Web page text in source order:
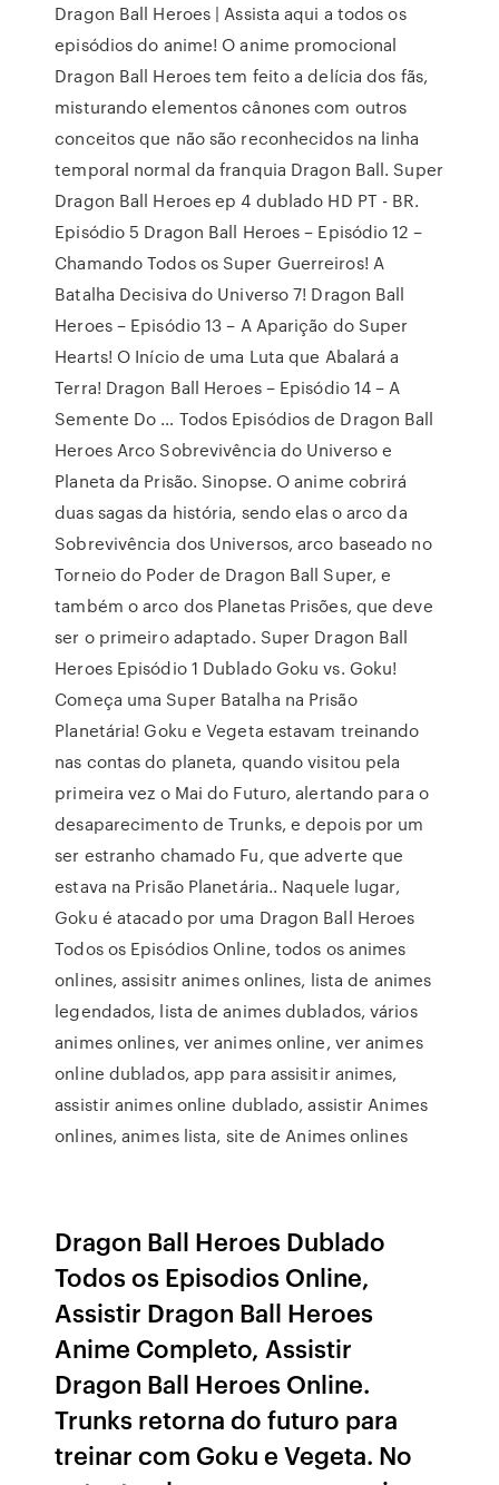
Dragon Ball Heroes | Assista aqui a todos os
episódios do anime! O anime promocional
Dragon Ball Heroes tem feito a delícia dos fãs,
misturando elementos cânones com outros
conceitos que não são reconhecidos na linha
temporal normal da franquia Dragon Ball. Super
Dragon Ball Heroes ep 4 dublado HD PT - BR.
Episódio 5 Dragon Ball Heroes – Episódio 12 –
Chamando Todos os Super Guerreiros! A
Batalha Decisiva do Universo 7! Dragon Ball
Heroes – Episódio 13 – A Aparição do Super
Hearts! O Início de uma Luta que Abalará a
Terra! Dragon Ball Heroes – Episódio 14 – A
Semente Do … Todos Episódios de Dragon Ball
Heroes Arco Sobrevivência do Universo e
Planeta da Prisão. Sinopse. O anime cobrirá
duas sagas da história, sendo elas o arco da
Sobrevivência dos Universos, arco baseado no
Torneio do Poder de Dragon Ball Super, e
também o arco dos Planetas Prisões, que deve
ser o primeiro adaptado. Super Dragon Ball
Heroes Episódio 1 Dublado Goku vs. Goku!
Começa uma Super Batalha na Prisão
Planetária! Goku e Vegeta estavam treinando
nas contas do planeta, quando visitou pela
primeira vez o Mai do Futuro, alertando para o
desaparecimento de Trunks, e depois por um
ser estranho chamado Fu, que adverte que
estava na Prisão Planetária.. Naquele lugar,
Goku é atacado por uma Dragon Ball Heroes
Todos os Episódios Online, todos os animes
onlines, assisitr animes onlines, lista de animes
legendados, lista de animes dublados, vários
animes onlines, ver animes online, ver animes
online dublados, app para assisitir animes,
assistir animes online dublado, assistir Animes
onlines, animes lista, site de Animes onlines
Dragon Ball Heroes Dublado
Todos os Episodios Online,
Assistir Dragon Ball Heroes
Anime Completo, Assistir
Dragon Ball Heroes Online.
Trunks retorna do futuro para
treinar com Goku e Vegeta. No